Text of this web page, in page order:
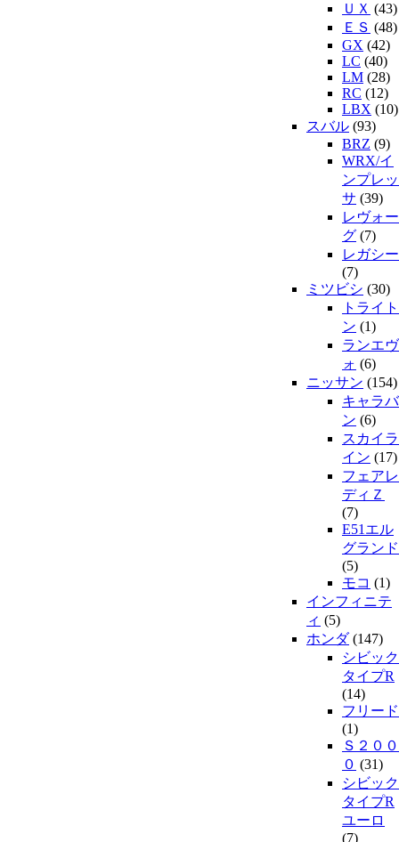
ＵＸ (43)
ＥＳ (48)
GX (42)
LC (40)
LM (28)
RC (12)
LBX (10)
スバル (93)
BRZ (9)
WRX/イ
ンプレッ
サ (39)
レヴォー
グ (7)
レガシー
(7)
ミツビシ (30)
トライト
ン (1)
ランエヴ
ォ (6)
ニッサン (154)
キャラバ
ン (6)
スカイラ
イン (17)
フェアレ
ディＺ
(7)
E51エル
グランド
(5)
モコ (1)
インフィニテ
ィ (5)
ホンダ(147)
シビック
タイプR
(14)
フリード
(1)
Ｓ２００
０ (31)
シビック
タイプR
ユーロ
(7)